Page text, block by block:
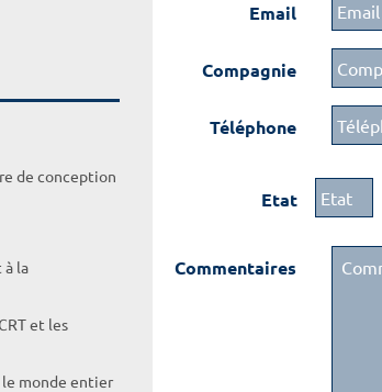
de conception
à la
et les
le monde entier
Email
Compagnie
Téléphone
Etat
Commentaires